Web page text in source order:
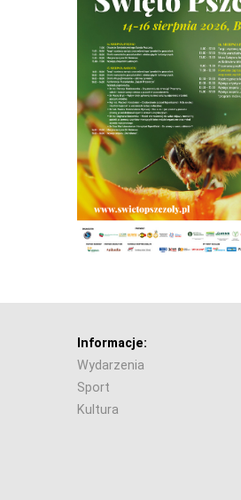
Informacje:
Wydarzenia
Sport
Kultura